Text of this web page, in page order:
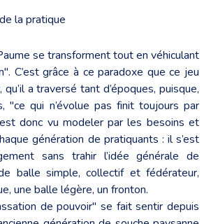
la pratique
se transforment tout en véhiculant
C’est grâce à ce paradoxe que ce jeu
qu’il a traversé tant d’époques, puisque,
"ce qui n’évolue pas finit toujours par
donc vu modeler par les besoins et
génération de pratiquants : il s’est
sans trahir l’idée générale de
balle simple, collectif et fédérateur,
une balle légère, un fronton.
de pouvoir" se fait sentir depuis